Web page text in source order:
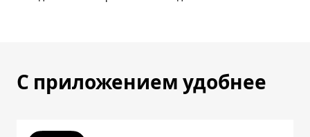
С приложением удобнее